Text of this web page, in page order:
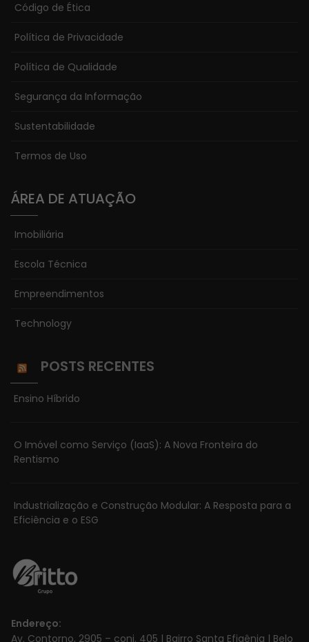
Código de Ética
Política de Privacidade
Política de Qualidade
Segurança da Informação
Sustentabilidade
Termos de Uso
ÁREA DE ATUAÇÃO
Imobiliária
Escola Técnica
Empreendimentos
Technology
POSTS RECENTES
Ensino Híbrido
O Imóvel como Serviço (IaaS): A Nova Fronteira do
Rentismo
Industrialização e Construção Modular: A Resposta para a
Eficiência e o ESG
Endereço:
Av. Contorno, 2905 – conj. 405 | Bairro Santa Efigênia | Belo
para o